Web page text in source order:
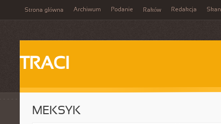
Strona główna Archiwum Podanie Raków Redakcja
TRACI
MEKSYK